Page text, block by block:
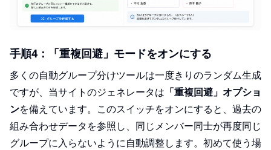
手順4：「重複回避」モードをオンにする
多くの自動グループ分けツールは一度きりのランダム生成
ですが、当サイトのジェネレータは 「重複回避」オプショ
ンを備えています。このスイッチをオンにすると、過去の
組み合わせデータを参照し、同じメンバー同士が再度同じ
グループに入らないように自動調整します。初めて使う場